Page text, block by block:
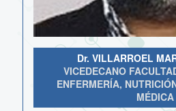
Dr. VILLARROEL
VICEDECANO
ENFERMERÍA,
MÉDICA